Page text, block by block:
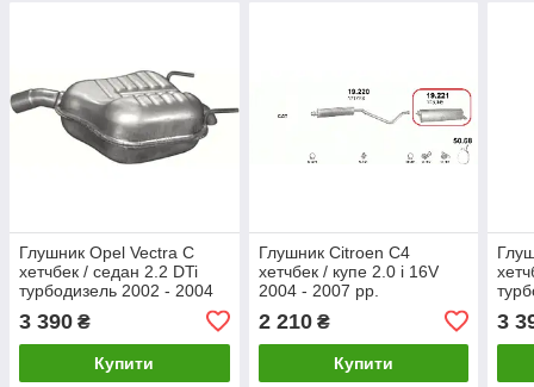
Глушник Opel Vectra C
хетчбек / седан 2.2 DTi
турбодизель 2002 - 2004
3 390 ₴
Купити
Глушник Citroen C4
хетчбек / купе 2.0 i 16V
2004 - 2007 рр.
2 210₴
Купити
3